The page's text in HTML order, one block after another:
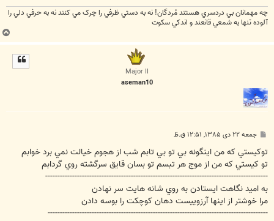
چه مهمانان بي دردسري هستند مُردگان! نه به دستي ظرفي را چرک مي کنند نه به حرفي دلي را
آلوده تنها به شمعي قانعند و اندکي سکوت
ب
ا
Major II
aseman10
پ
ت
جمعه ۲۲ دی ۱۳۸۵, ۱۲:۵۱ ق.ظ
توكيستي كه من اينگونه بي تو بي تابم شب از هجوم خيالت نمي برد خوابم
تو كيستي كه من از موج هر تبسم تو بسان قايق سرگشته روي گردابم
-------------------------------------------------------------------------------------------
به اميد نگاهت ايستادن به روي شانه هايت سر نهادن
مرا خوشتر از اينها آرزوييست دهان كوچكت را بوسه دادن
------------------------------------------------------------------------------------------